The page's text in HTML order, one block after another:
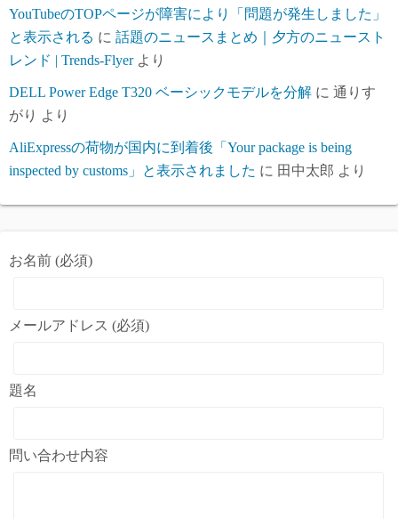
YouTubeのTOPページが障害により「問題が発生しました」
と表示される に 話題のニュースまとめ｜夕方のニュースト
レンド | Trends-Flyerより
DELL Power Edge T320 ベーシックモデルを分解 に 通りす
がり より
AliExpressの荷物が国内に到着後「Your package is being
inspected by customs」と表示されました に 田中太郎 より
お名前 (必須)
メールアドレス (必須)
題名
問い合わせ内容